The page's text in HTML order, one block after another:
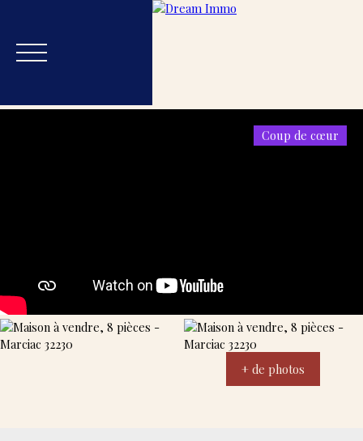
Coup de cœur
+ de photos